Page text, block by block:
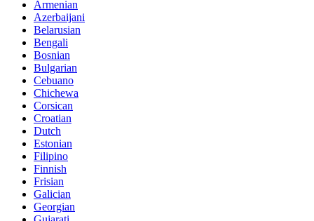
Armenian
Azerbaijani
Belarusian
Bengali
Bosnian
Bulgarian
Cebuano
Chichewa
Corsican
Croatian
Dutch
Estonian
Filipino
Finnish
Frisian
Galician
Georgian